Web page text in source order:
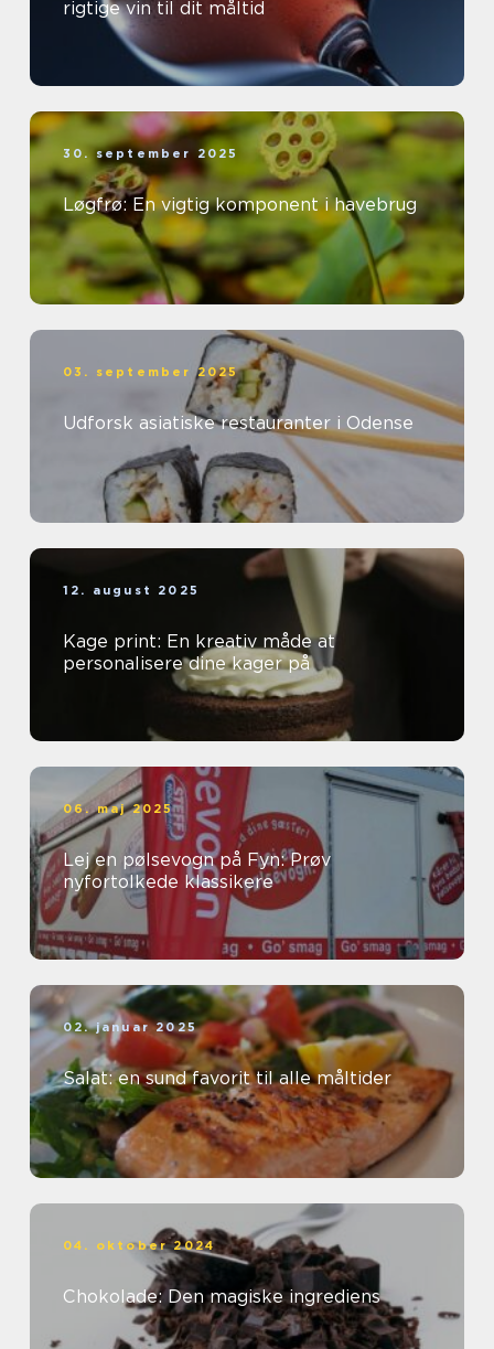
rigtige vin til dit måltid
30. september 2025
Løgfrø: En vigtig komponent i havebrug
03. september 2025
Udforsk asiatiske restauranter i Odense
12. august 2025
Kage print: En kreativ måde at
personalisere dine kager på
06. maj 2025
Lej en pølsevogn på Fyn: Prøv
nyfortolkede klassikere
02. januar 2025
Salat: en sund favorit til alle måltider
04. oktober 2024
Chokolade: Den magiske ingrediens